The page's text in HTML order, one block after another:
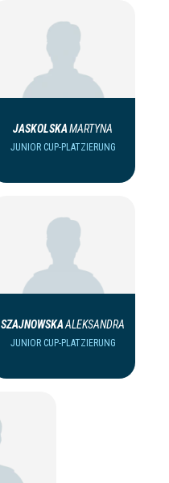
JASKOLSKAMARTYNA
JUNIOR CUP-PLATZIERUNG
SZAJNOWSKAALEKSANDRA
JUNIOR CUP-PLATZIERUNG